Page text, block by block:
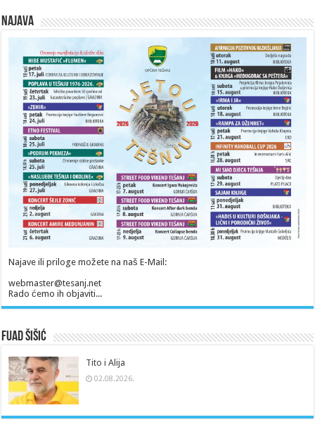
Najava
Najave ili priloge možete na naš E-Mail:
webmaster@tesanj.net
Rado ćemo ih objaviti...
Fuad Šišić
Tito i Alija
02.08.2026.